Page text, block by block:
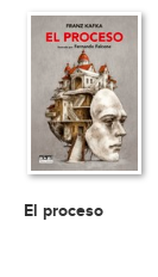
El proceso